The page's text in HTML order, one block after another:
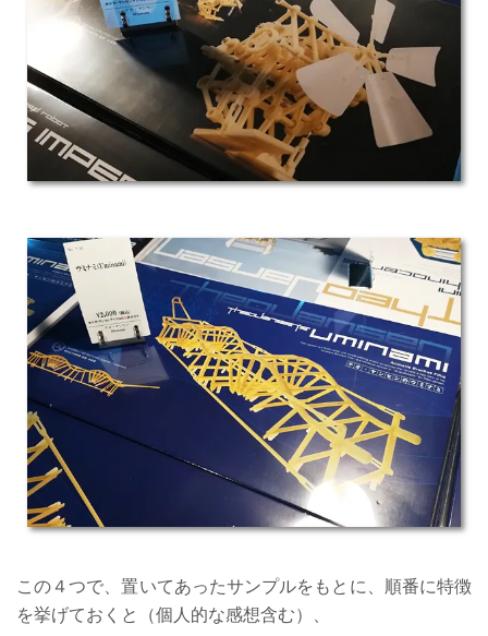
この４つで、置いてあったサンプルをもとに、順番に特徴
を挙げておくと（個人的な感想含む）、